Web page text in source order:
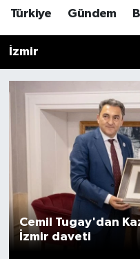
Türkiye Gündem
İzmir
Cemil Tugay'dan
İzmir daveti
Süper Lig Puan
Son Dakika
Haber Arşivi